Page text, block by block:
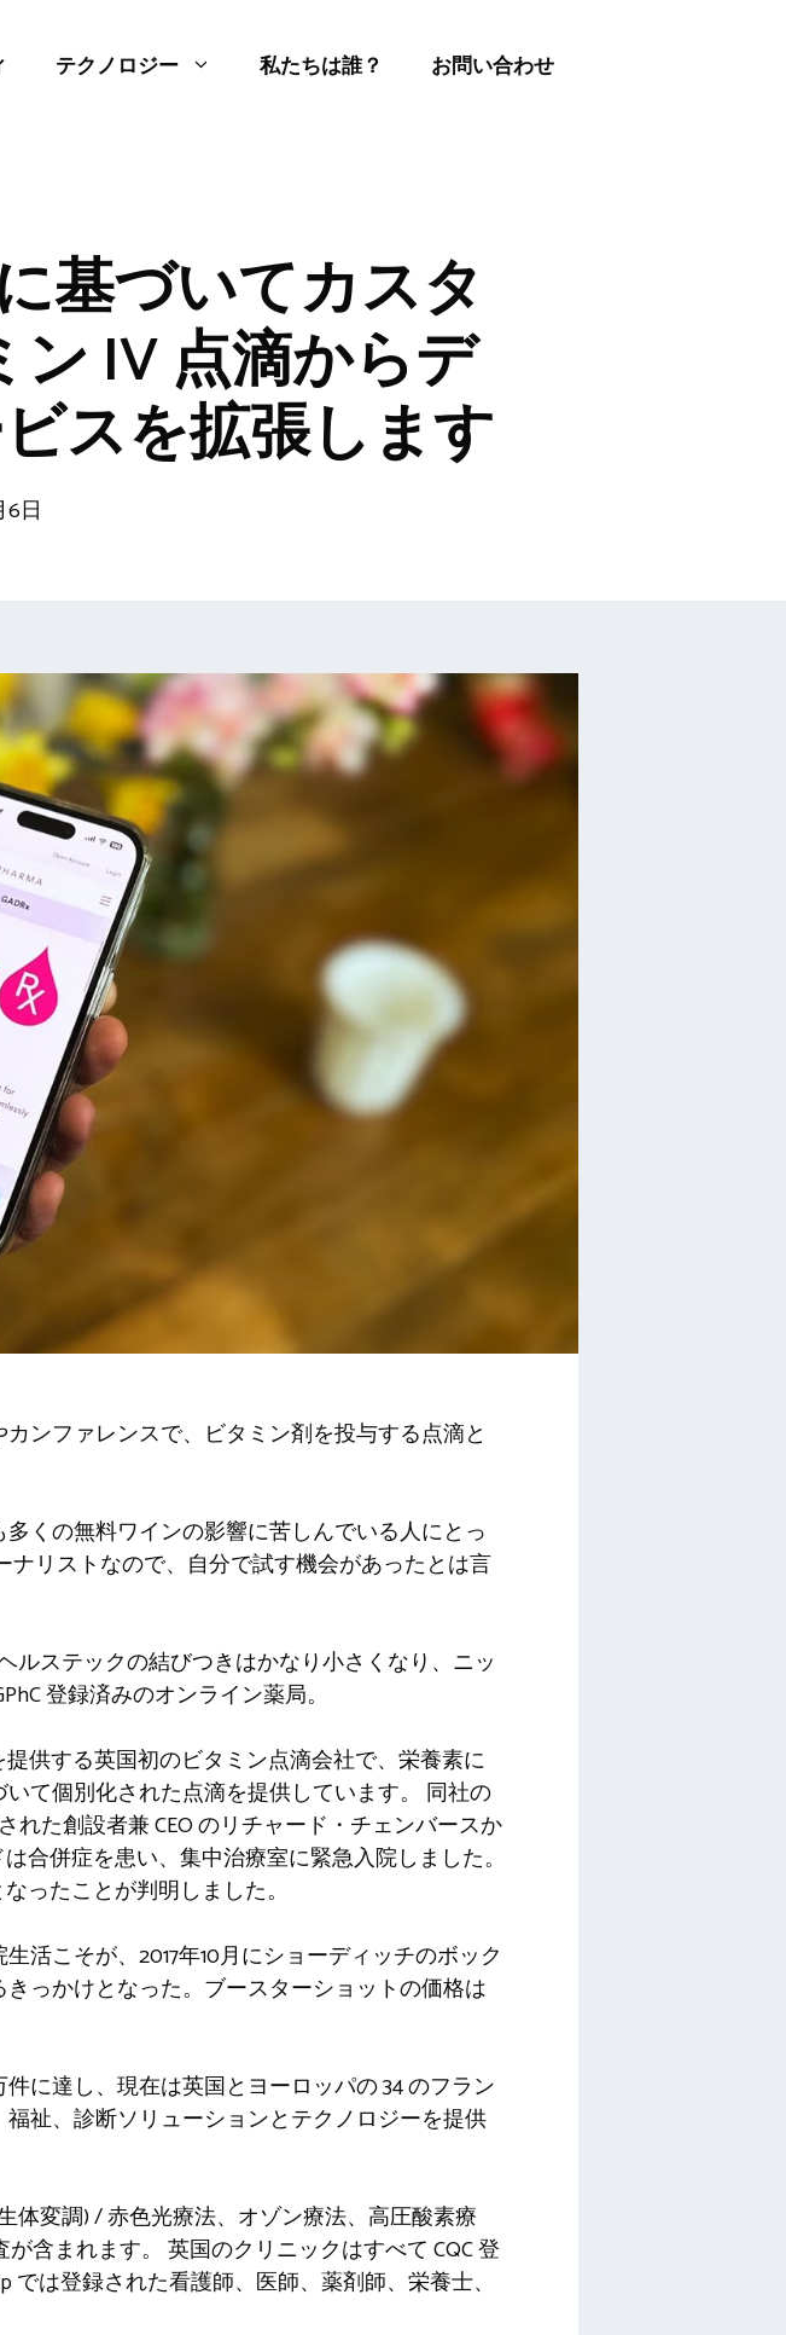
テクノロジー 私たちは誰？ お問い合わせ
基づいてカスタ
IV 点滴からデ
スを拡張します
日
ンファレンスで、ビタミン剤を投与する点滴と
くの無料ワインの影響に苦しんでいる人にとっ
リストなので、自分で試す機会があったとは言
ルステックの結びつきはかなり小さくなり、ニッ
登録済みのオンライン薬局。
提供する英国初のビタミン点滴会社で、栄養素に
て個別化された点滴を提供しています。 同社の
れた創設者兼 CEO のリチャード・チェンバースか
合併症を患い、集中治療室に緊急入院しました。
ったことが判明しました。
活こそが、2017年10月にショーディッチのボック
っかけとなった。ブースターショットの価格は
に達し、現在は英国とヨーロッパの 34 のフラン
祉、診断ソリューションとテクノロジーを提供
体変調) / 赤色光療法、オゾン療法、高圧酸素療
含まれます。 英国のクリニックはすべて CQC 登
は登録された看護師、医師、薬剤師、栄養士、